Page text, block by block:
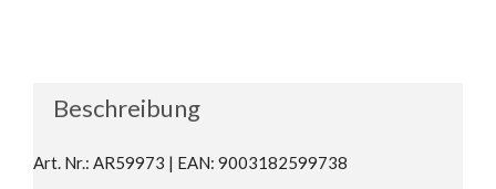
Beschreibung
Art. Nr.: AR59973 | EAN: 9003182599738